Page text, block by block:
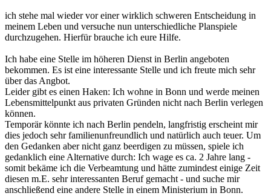
ich stehe mal wieder vor einer wirklich schweren Entscheidung in
meinem Leben und versuche nun unterschiedliche Planspiele
durchzugehen. Hierfür brauche ich eure Hilfe.
Ich habe eine Stelle im höheren Dienst in Berlin angeboten
bekommen. Es ist eine interessante Stelle und ich freute mich sehr
über das Angbot.
Leider gibt es einen Haken: Ich wohne in Bonn und werde meinen
Lebensmittelpunkt aus privaten Gründen nicht nach Berlin verlegen
können.
Temporär könnte ich nach Berlin pendeln, langfristig erscheint mir
dies jedoch sehr familienunfreundlich und natürlich auch teuer. Um
den Gedanken aber nicht ganz beerdigen zu müssen, spiele ich
gedanklich eine Alternative durch: Ich wage es ca. 2 Jahre lang -
somit bekäme ich die Verbeamtung und hätte zumindest einige Zeit
diesen m.E. sehr interessanten Beruf gemacht - und suche mir
anschließend eine andere Stelle in einem Ministerium in Bonn.